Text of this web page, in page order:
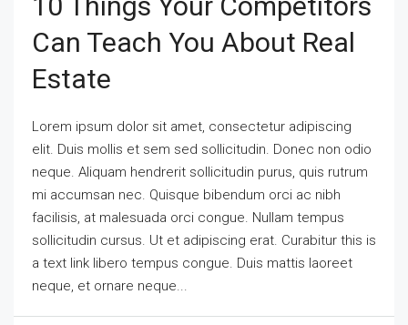
Can Teach You About Real
Estate
Lorem ipsum dolor sit amet, consectetur adipiscing
elit. Duis mollis et sem sed sollicitudin. Donec non odio
neque. Aliquam hendrerit sollicitudin purus, quis rutrum
mi accumsan nec. Quisque bibendum orci ac nibh
facilisis, at malesuada orci congue. Nullam tempus
sollicitudin cursus. Ut et adipiscing erat. Curabitur this is
a text link libero tempus congue. Duis mattis laoreet
neque, et ornare neque...